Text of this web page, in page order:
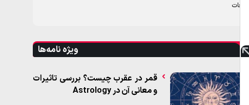
تبلیغات
ویژه نامه‌ها
قمر در عقرب چیست؟ بررسی تاثیرات
و معانی آن در Astrology